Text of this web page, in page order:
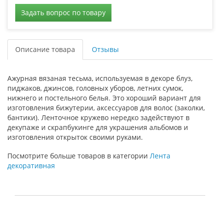
Задать вопрос по товару
Описание товара Отзывы
Ажурная вязаная тесьма, используемая в декоре блуз,
пиджаков, джинсов, головных уборов, летних сумок,
нижнего и постельного белья. Это хороший вариант для
изготовления бижутерии, аксессуаров для волос (заколки,
бантики). Ленточное кружево нередко задействуют в
декупаже и скрапбукинге для украшения альбомов и
изготовления открыток своими руками.
Посмотрите больше товаров в категории Лента
декоративная